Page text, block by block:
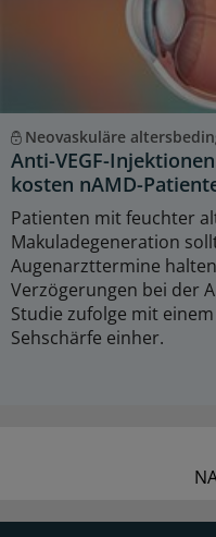
Neovaskuläre
Anti-VEGF-
kosten nAMD-
Patienten mit feuchter
Makuladegeneration
Augenarzttermine
Verzögerungen bei der
Studie zufolge mit
Sehschärfe einher.